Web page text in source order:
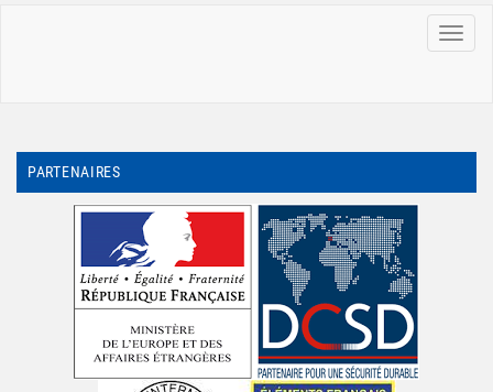
MENU
PARTENAIRES